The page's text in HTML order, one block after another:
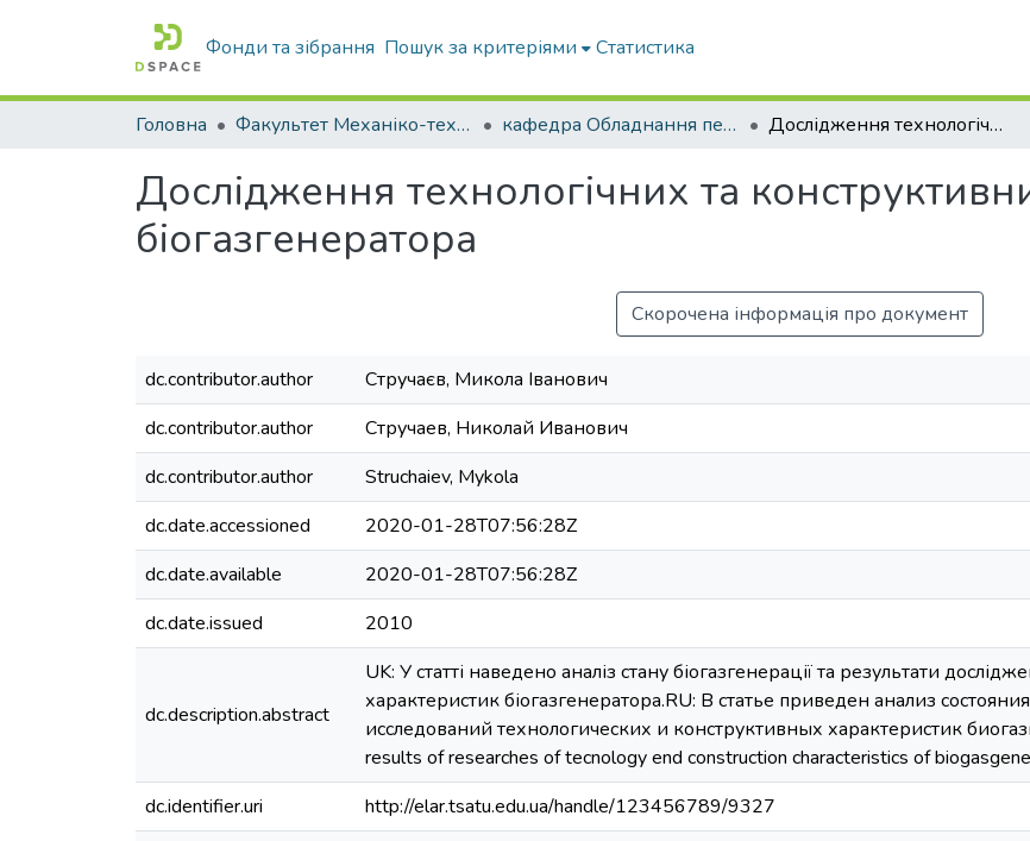
Фонди та зібрання Пошук за критеріями Статистика
Головна Факультет Механіко-технологічний кафедра Обладнання переробних і харчових виробництв ім. професора Ф.Ю. Ялпачика Дослідження технологічних та конструктивних характеристик біогазгенератора
Дослідження технологічних та
біогазгенератора
Скорочена інформація про документ
dc.contributor.author
Стручаєв, Микола Іванович
dc.contributor.author
Стручаев, Николай Иванович
dc.contributor.author
Struchaiev, Mykola
dc.date.accessioned
2020-01-28T07:56:28Z
dc.date.available
2020-01-28T07:56:28Z
dc.date.issued
2010
dc.description.abstract
UK: У статті наведено аналіз стану біогазгенерації та результати
характеристик біогазгенератора.RU: В статье приведен анализ
исследований технологических и конструктивных характеристик
results of researches of tecnology end construction characteristics of
dc.identifier.uri
http://elar.tsatu.edu.ua/handle/123456789/9327